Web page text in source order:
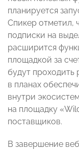
планируется
Спикер отметил,
подписки на
расширится
площадкой за
будут
в планах
внутри
на площадку
поставщиков.
В завершение